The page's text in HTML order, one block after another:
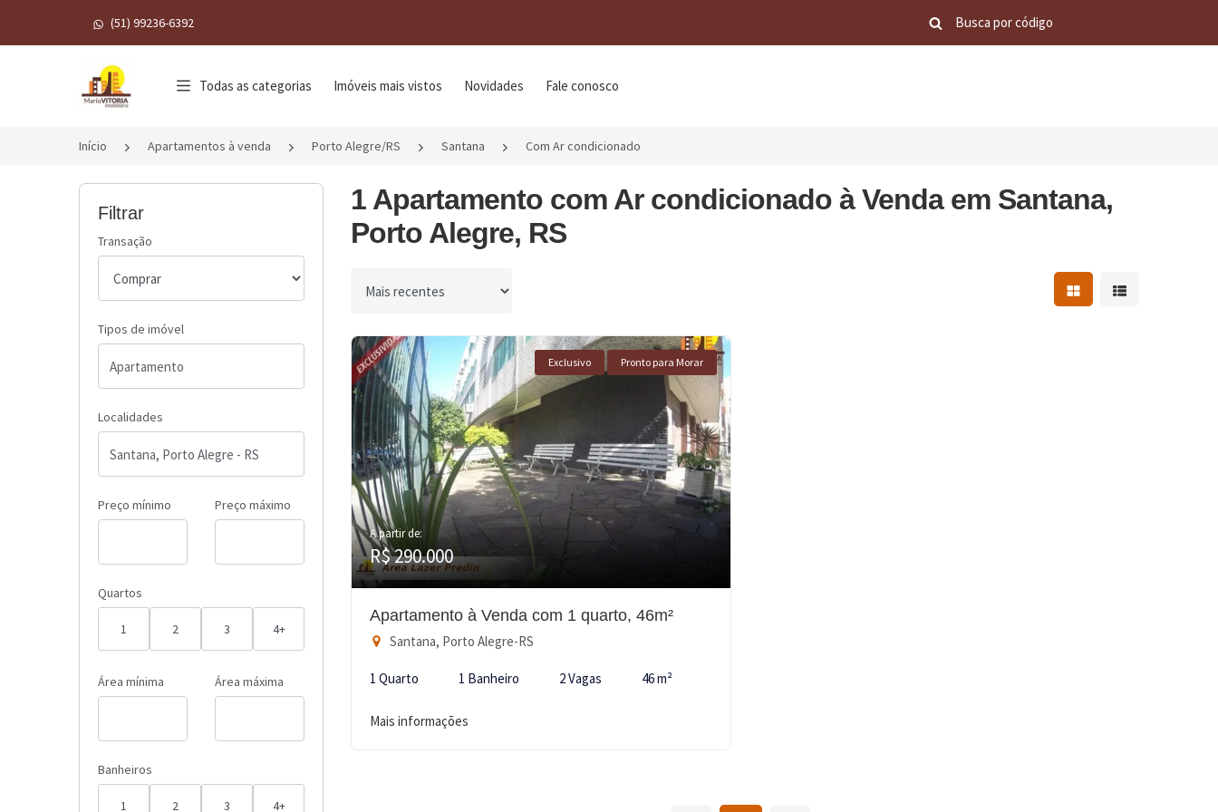
(51) 99236-6392
Página inicial
Todas as categorias Imóveis mais vistos Novidades Fale conosco
Início Apartamentos à venda Porto Alegre/RS Santana Com Ar condicionado
Filtrar
Transação
Tipos de imóvel
Localidades
Preço mínimo Preço máximo
Quartos
1 2 3 4+
Área mínima Área máxima
Banheiros
1 2 3 4+
1 Apartamento com Ar condicionado à Venda em Santana,
Porto Alegre, RS
Ordenar por Mostrar resultados em
Mostrar
Exclusivo Pronto para Morar
A partir de:
R$ 290.000
Apartamento à Venda com 1 quarto, 46m²
Santana, Porto Alegre-RS
1 Quarto 1 Banheiro 2 Vagas 46 m²
Mais informações